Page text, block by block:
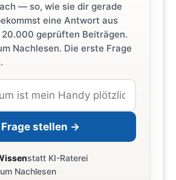
— so, wie sie dir gerade
eine Antwort aus
20.000 geprüften Beiträgen.
Nachlesen. Die erste Frage
Frage stellen →
statt KI-Raterei
Nachlesen